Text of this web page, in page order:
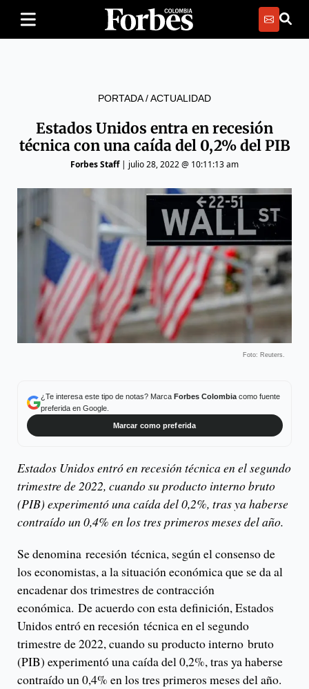
PORTADA/ACTUALIDAD
Estados Unidos entra en recesión
técnica con una caída del 0,2% del PIB
Forbes Staff| julio 28, 2022 @ 10:11:13 am
Foto: Reuters.
¿Te interesa este tipo de notas? Marca Forbes Colombiacomo fuente
preferida en Google.
Marcar como preferida
Estados Unidos entró en recesión técnica en el segundo
trimestre de 2022, cuando su producto interno bruto
(PIB) experimentó una caída del 0,2%, tras ya haberse
contraído un 0,4% en los tres primeros meses del año.
Se denomina recesión técnica, según el consenso de
los economistas, a la situación económica que se da al
encadenar dos trimestres de contracción
económica. De acuerdo con esta definición, Estados
Unidos entró en recesión técnica en el segundo
trimestre de 2022, cuando su producto interno bruto
(PIB) experimentó una caída del 0,2%, tras ya haberse
contraído un 0,4% en los tres primeros meses del año.